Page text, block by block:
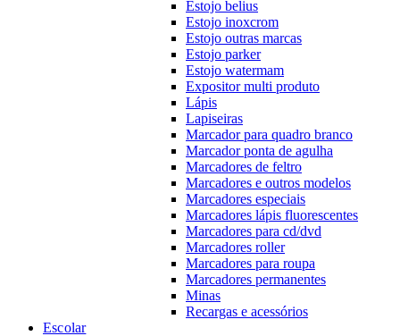
Estojo belius
Estojo inoxcrom
Estojo outras marcas
Estojo parker
Estojo watermam
Expositor multi produto
Lápis
Lapiseiras
Marcador para quadro branco
Marcador ponta de agulha
Marcadores de feltro
Marcadores e outros modelos
Marcadores especiais
Marcadores lápis fluorescentes
Marcadores para cd/dvd
Marcadores roller
Marcadores para roupa
Marcadores permanentes
Minas
Recargas e acessórios
Escolar